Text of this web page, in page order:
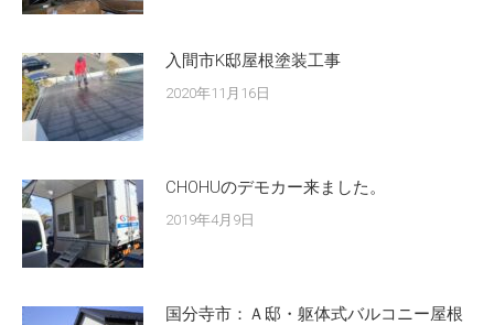
入間市K邸屋根塗装工事
2020年11月16日
CHOHUのデモカー来ました。
2019年4月9日
国分寺市：Ａ邸・躯体式バルコニー屋根